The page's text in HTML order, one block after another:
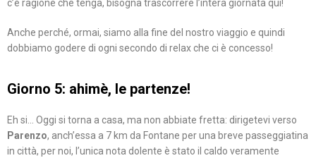
c’è ragione che tenga, bisogna trascorrere l’intera giornata qui!
Anche perché, ormai, siamo alla fine del nostro viaggio e quindi
dobbiamo godere di ogni secondo di relax che ci è concesso!
Giorno 5: ahimè, le partenze!
Eh si… Oggi si torna a casa, ma non abbiate fretta: dirigetevi verso
Parenzo, anch’essa a 7 km da Fontane per una breve passeggiatina
in città, per noi, l’unica nota dolente è stato il caldo veramente